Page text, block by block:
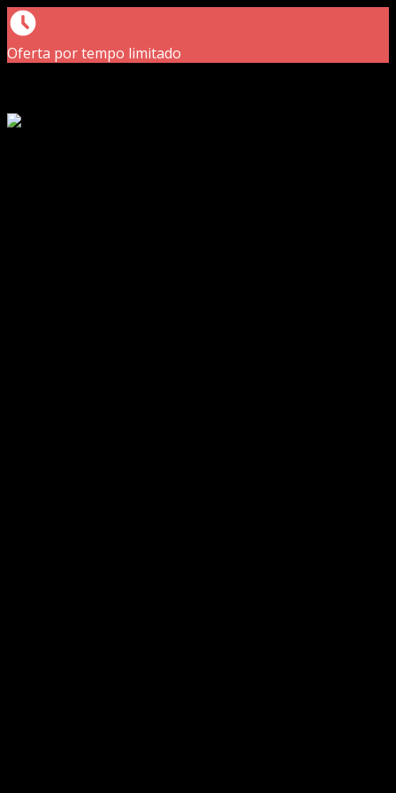
Oferta por tempo limitado